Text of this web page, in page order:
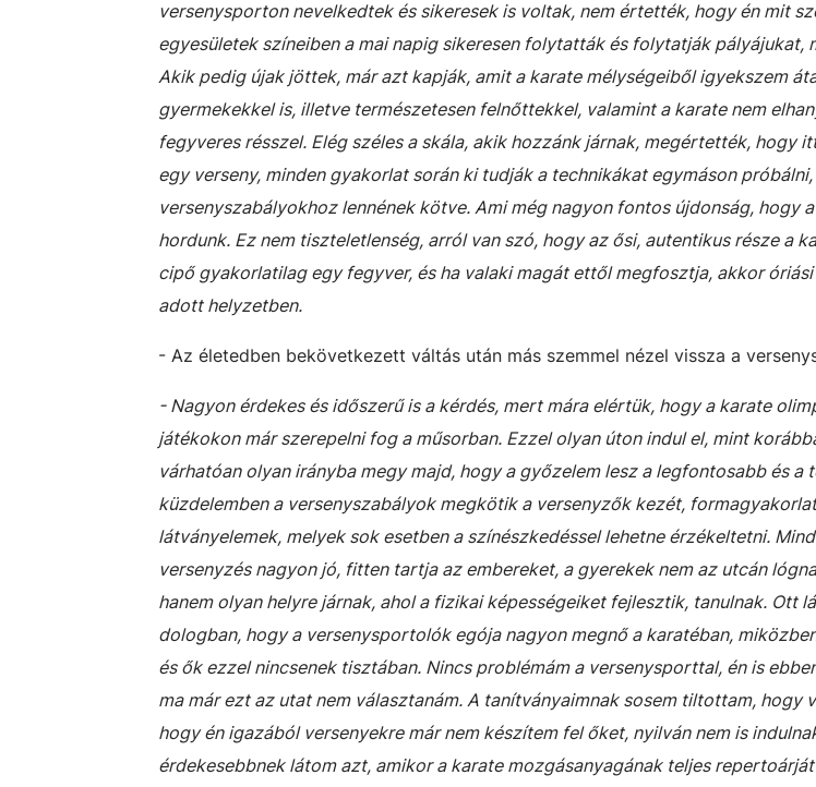
versenysporton nevelkedtek és sikeresek is voltak, nem értették, hogy én mit
egyesületek színeiben a mai napig sikeresen folytatták és folytatják pályájukat,
Akik pedig újak jöttek, már azt kapják, amit a karate mélységeiből igyekszem
gyermekekkel is, illetve természetesen felnőttekkel, valamint a karate nem
fegyveres résszel. Elég széles a skála, akik hozzánk járnak, megértették, hogy
egy verseny, minden gyakorlat során ki tudják a technikákat egymáson
versenyszabályokhoz lennének kötve. Ami még nagyon fontos újdonság, hogy
hordunk. Ez nem tiszteletlenség, arról van szó, hogy az ősi, autentikus része a
cipő gyakorlatilag egy fegyver, és ha valaki magát ettől megfosztja, akkor
adott helyzetben.
- Az életedben bekövetkezett váltás után más szemmel nézel vissza a
- Nagyon érdekes és időszerű is a kérdés, mert mára elértük, hogy a karate
játékokon már szerepelni fog a műsorban. Ezzel olyan úton indul el, mint
várhatóan olyan irányba megy majd, hogy a győzelem lesz a legfontosabb és a
küzdelemben a versenyszabályok megkötik a versenyzők kezét,
látványelemek, melyek sok esetben a színészkedéssel lehetne érzékeltetni.
versenyzés nagyon jó, fitten tartja az embereket, a gyerekek nem az utcán
hanem olyan helyre járnak, ahol a fizikai képességeiket fejlesztik, tanulnak. Ott
dologban, hogy a versenysportolók egója nagyon megnő a karatéban,
és ők ezzel nincsenek tisztában. Nincs problémám a versenysporttal, én is
ma már ezt az utat nem választanám. A tanítványaimnak sosem tiltottam, hogy
hogy én igazából versenyekre már nem készítem fel őket, nyilván nem is
érdekesebbnek látom azt, amikor a karate mozgásanyagának teljes